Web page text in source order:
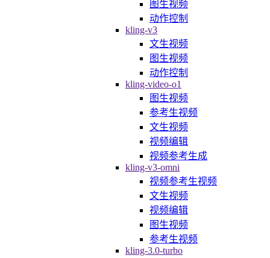
图生视频
动作控制
kling-v3
文生视频
图生视频
动作控制
kling-video-o1
图生视频
参考生视频
文生视频
视频编辑
视频参考生成
kling-v3-omni
视频参考生视频
文生视频
视频编辑
图生视频
参考生视频
kling-3.0-turbo